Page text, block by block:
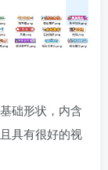
础形状，内含
具有很好的视